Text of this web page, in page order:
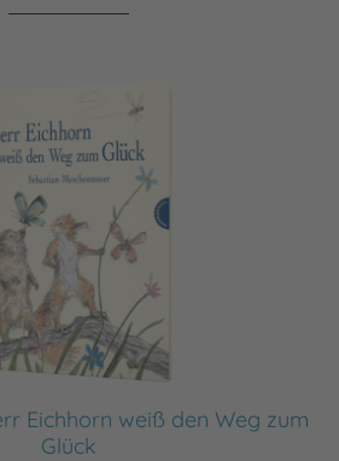
Eichhorn weiß den Weg zum
Glück